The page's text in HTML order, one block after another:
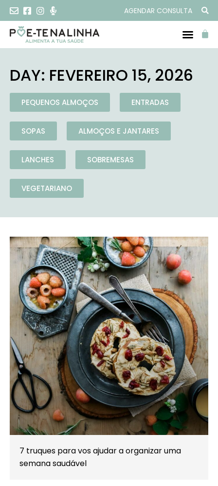
AGENDAR CONSULTA
DAY: FEVEREIRO 15, 2026
PEQUENOS ALMOÇOS ENTRADAS
SOPAS ALMOÇOS E JANTARES
LANCHES SOBREMESAS
VEGETARIANO
7 truques para vos ajudar a organizar uma
semana saudável